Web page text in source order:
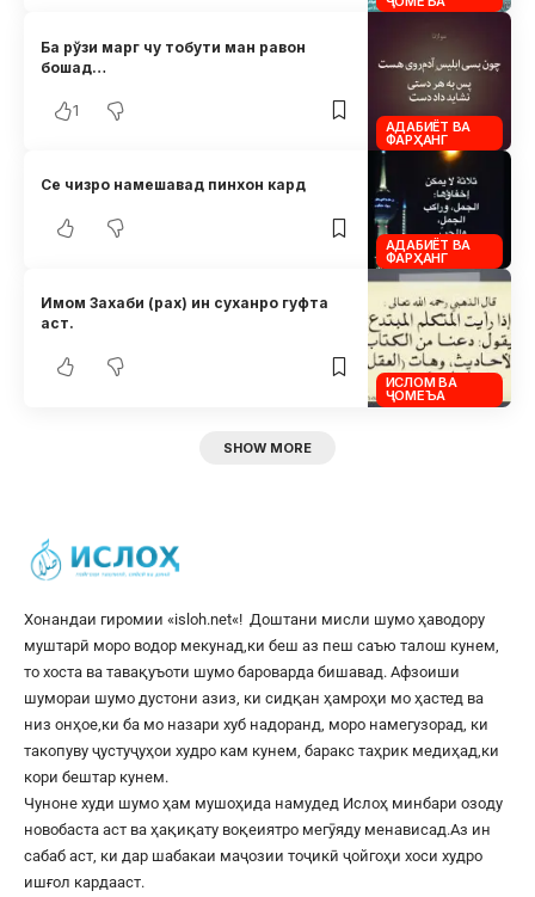
АДАБИЁТ ВА
ФАРҲАНГ
Ба рўзи марг чу тобути ман равон
бошад…
1
АДАБИЁТ ВА
ФАРҲАНГ
Се чизро намешавад пинхон кард
ИСЛОМ ВА
ҶОМЕЪА
Имом Захаби (рах) ин суханро гуфта
аст.
SHOW MORE
Хонандаи гиромии «isloh.net«! Доштани мисли шумо ҳаводору
муштарӣ моро водор мекунад,ки беш аз пеш саъю талош кунем,
то хоста ва тавақуъоти шумо бароварда бишавад. Афзоиши
шумораи шумо дустони азиз, ки сидқан ҳамроҳи мо ҳастед ва
низ онҳое,ки ба мо назари хуб надоранд, моро намегузорад, ки
такопуву ҷустуҷуҳои худро кам кунем, баракс таҳрик медиҳад,ки
кори бештар кунем.
Чуноне худи шумо ҳам мушоҳида намудед Ислоҳ минбари озоду
новобаста аст ва ҳақиқату воқеиятро мегӯяду менависад.Аз ин
сабаб аст, ки дар шабакаи маҷозии тоҷикӣ ҷойгоҳи хоси худро
ишғол кардааст.